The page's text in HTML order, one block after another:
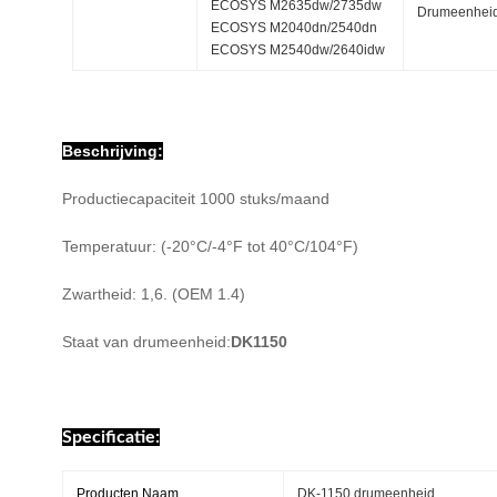
ECOSYS M2635dw/2735dw
ECOSYS M2040dn/2540dn
ECOSYS M2540dw/2640idw
Beschrijving:
Productiecapaciteit 1000 stuks/maand
Temperatuur: (-20°C/-4°F tot 40°C/104°F)
Zwartheid: 1,6. (OEM 1.4)
Staat van drumeenheid:DK1150
Specificatie:
Producten Naam DK-1150 drumeenheid